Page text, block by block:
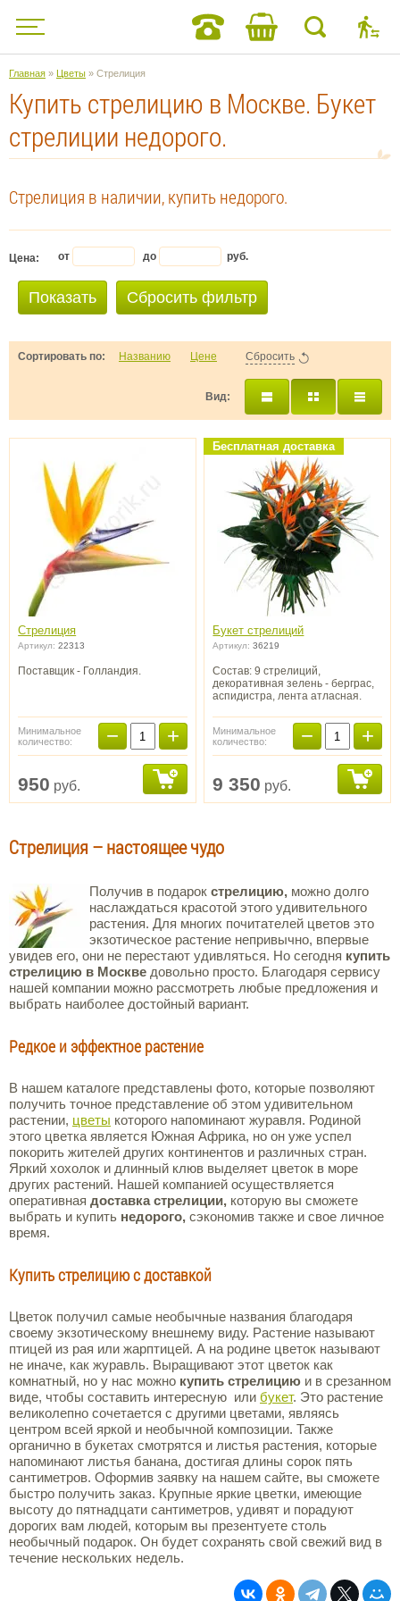
Главная » Цветы » Стрелиция
Купить стрелицию в Москве. Букет
стрелиции недорого.
Стрелиция в наличии, купить недорого.
Цена: от до руб.
Показать Сбросить фильтр
Сортировать по: Названию Цене Сбросить
Вид:
Стрелиция
Артикул: 22313
Поставщик - Голландия.
Минимальное
количество:
− +
950 руб.
Бесплатная доставка
Букет стрелиций
Артикул: 36219
Состав: 9 стрелиций,
декоративная зелень - берграс,
аспидистра, лента атласная.
Минимальное
количество:
− +
9 350 руб.
Стрелиция – настоящее чудо
Получив в подарок стрелицию, можно долго
наслаждаться красотой этого удивительного
растения. Для многих почитателей цветов это
экзотическое растение непривычно, впервые
увидев его, они не перестают удивляться. Но сегодня купить
стрелицию в Москве довольно просто. Благодаря сервису
нашей компании можно рассмотреть любые предложения и
выбрать наиболее достойный вариант.
Редкое и эффектное растение
В нашем каталоге представлены фото, которые позволяют
получить точное представление об этом удивительном
растении, цветы которого напоминают журавля. Родиной
этого цветка является Южная Африка, но он уже успел
покорить жителей других континентов и различных стран.
Яркий хохолок и длинный клюв выделяет цветок в море
других растений. Нашей компанией осуществляется
оперативная доставка стрелиции, которую вы сможете
выбрать и купить недорого, сэкономив также и свое личное
время.
Купить стрелицию с доставкой
Цветок получил самые необычные названия благодаря
своему экзотическому внешнему виду. Растение называют
птицей из рая или жарптицей. А на родине цветок называют
не иначе, как журавль. Выращивают этот цветок как
комнатный, но у нас можно купить стрелицию и в срезанном
виде, чтобы составить интересную или букет. Это растение
великолепно сочетается с другими цветами, являясь
центром всей яркой и необычной композиции. Также
органично в букетах смотрятся и листья растения, которые
напоминают листья банана, достигая длины сорок пять
сантиметров. Оформив заявку на нашем сайте, вы сможете
быстро получить заказ. Крупные яркие цветки, имеющие
высоту до пятнадцати сантиметров, удивят и порадуют
дорогих вам людей, которым вы презентуете столь
необычный подарок. Он будет сохранять свой свежий вид в
течение нескольких недель.